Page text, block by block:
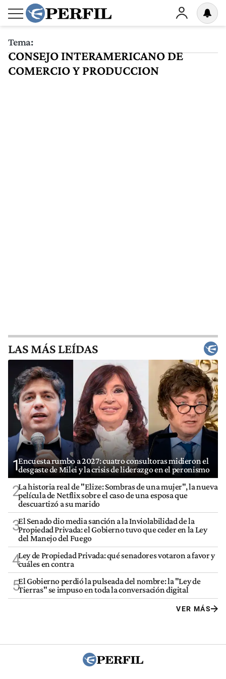
Tema:
CONSEJO INTERAMERICANO DE
COMERCIO Y PRODUCCION
LAS MÁS LEÍDAS
1Encuesta rumbo a 2027: cuatro consultoras midieron el
desgaste de Milei y la crisis de liderazgo en el peronismo
2La historia real de "Elize: Sombras de una mujer", la nueva
película de Netflix sobre el caso de una esposa que
descuartizó a su marido
3El Senado dio media sanción a la Inviolabilidad de la
Propiedad Privada: el Gobierno tuvo que ceder en la Ley
del Manejo del Fuego
4Ley de Propiedad Privada: qué senadores votaron a favor y
cuáles en contra
5El Gobierno perdió la pulseada del nombre: la "Ley de
Tierras" se impuso en toda la conversación digital
VER MÁS